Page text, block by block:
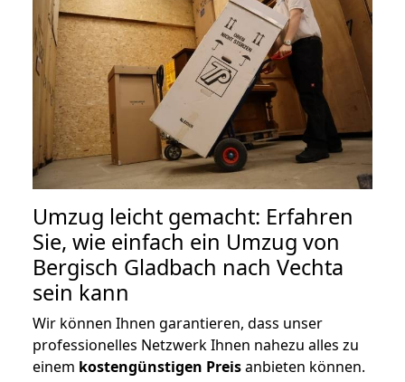
Umzug leicht gemacht: Erfahren
Sie, wie einfach ein Umzug von
Bergisch Gladbach nach Vechta
sein kann
Wir können Ihnen garantieren, dass unser
professionelles Netzwerk Ihnen nahezu alles zu
einem kostengünstigen Preisanbieten können.